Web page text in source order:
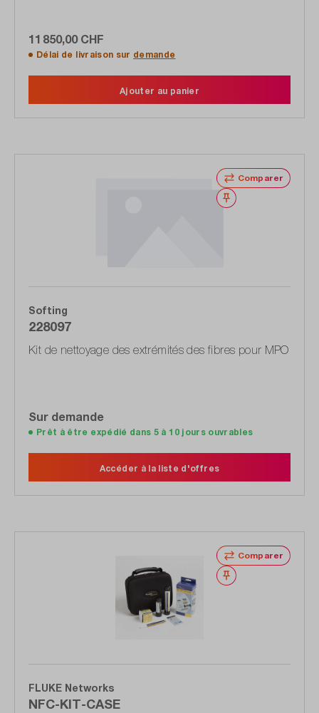
11 850,00 CHF
Délai de livraison sur demande
Ajouter au panier
Comparer
Noter
Softing
228097
Kit de nettoyage des extrémités des fibres pour MPO
Sur demande
Prêt à être expédié dans 5 à 10 jours ouvrables
Accéder à la liste d'offres
Comparer
Noter
FLUKE Networks
NFC-KIT-CASE